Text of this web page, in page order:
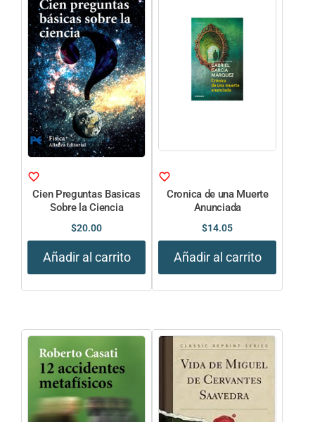
Cien Preguntas Basicas
Sobre la Ciencia
$20.00
Añadir al carrito
Cronica de una Muerte
Anunciada
$14.05
Añadir al carrito